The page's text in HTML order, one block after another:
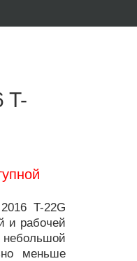
T-
T-22G
и рабочей
меньше